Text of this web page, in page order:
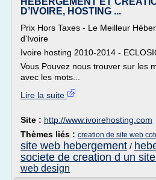
D’IVOIRE, HOSTING ...
Prix Hors Taxes - Le Meilleur
d'Ivoire
Ivoire hosting 2010-2014 -
Vous Pouvez nous trouver sur les
avec les mots...
Lire la suite
Site : http://www.ivoirehosting.com
Thèmes liés : creation de site web
site web hebergement /
societe de creation d un
web design